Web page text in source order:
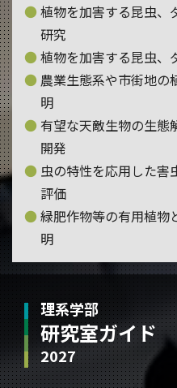
植物を加害する昆虫、
研究
植物を加害する昆虫、
農業生態系や市街地の
明
有望な天敵生物の生態
開発
虫の特性を応用した害
評価
緑肥作物等の有用植物
明
理系学部
研究室ガイド
2027